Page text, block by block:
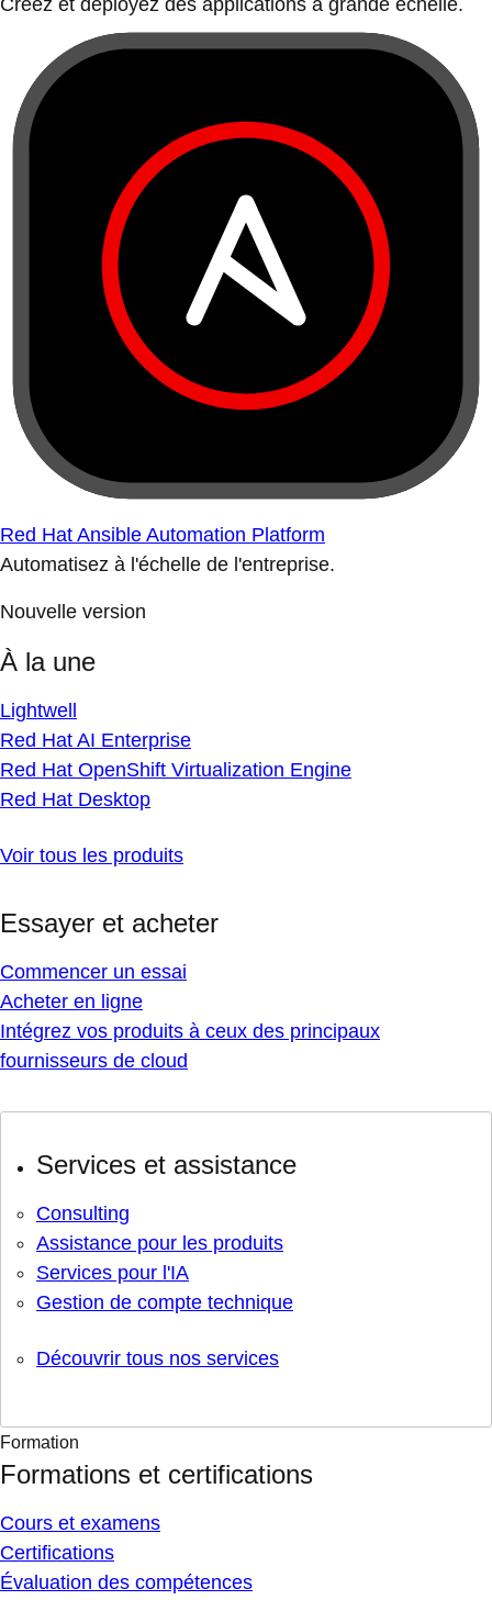
Créez et déployez des applications à grande échelle.
Red Hat Ansible Automation Platform
Automatisez à l'échelle de l'entreprise.
Nouvelle version
À la une
Lightwell
Red Hat AI Enterprise
Red Hat OpenShift Virtualization Engine
Red Hat Desktop
Voir tous les produits
Essayer et acheter
Commencer un essai
Acheter en ligne
Intégrez vos produits à ceux des principaux
fournisseurs de cloud
Services et assistance
Consulting
Assistance pour les produits
Services pour l'IA
Gestion de compte technique
Découvrir tous nos services
Formation
Formations et certifications
Cours et examens
Certifications
Évaluation des compétences